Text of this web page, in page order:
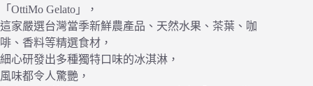
「OttiMo Gelato」，
這家嚴選台灣當季新鮮農產品、天然水果、茶葉、咖
啡、香料等精選食材，
細心研發出多種獨特口味的冰淇淋，
風味都令人驚艷，